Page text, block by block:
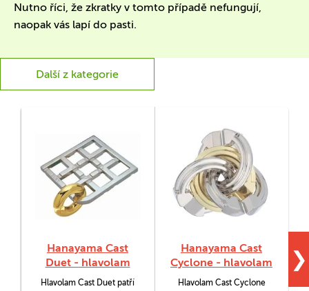
Nutno říci, že zkratky v tomto případě nefungují,
naopak vás lapí do pasti.
Další z kategorie
Hanayama Cast
Duet - hlavolam
Hlavolam Cast Duet patří
Hanayama Cast
Cyclone - hlavolam
Hlavolam Cast Cyclone
❯